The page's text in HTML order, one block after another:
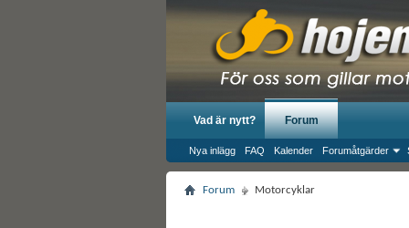
Vad är nytt? Forum
Nya inlägg FAQ Kalender Forumåtgärder
Forum Motorcyklar